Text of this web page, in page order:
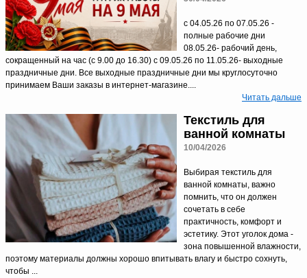
с 04.05.26 по 07.05.26 -
полные рабочие дни
08.05.26- рабочий день,
сокращенный на час (с 9.00 до 16.30) с 09.05.26 по 11.05.26- выходные
праздничные дни. Все выходные праздничные дни мы круглосуточно
принимаем Ваши заказы в интернет-магазине....
Читать дальше
Текстиль для
ванной комнаты
10/04/2026
Выбирая текстиль для
ванной комнаты, важно
помнить, что он должен
сочетать в себе
практичность, комфорт и
эстетику. Этот уголок дома -
зона повышенной влажности,
поэтому материалы должны хорошо впитывать влагу и быстро сохнуть,
чтобы ...